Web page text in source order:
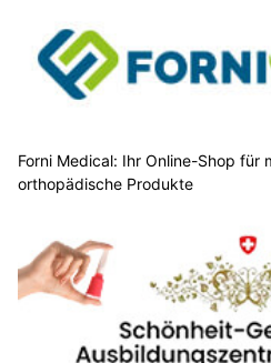
Forni Medical: Ihr Online-Shop für
orthopädische Produkte